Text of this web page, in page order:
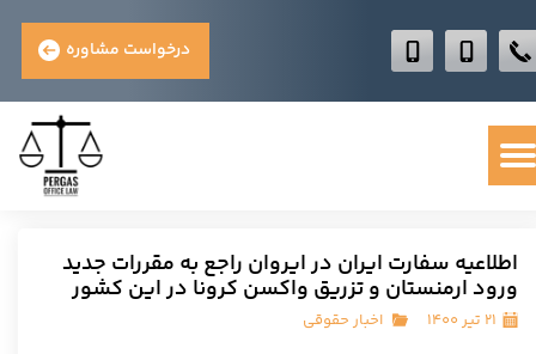
درخواست مشاوره
اطلاعیه سفارت ایران در ایروان راجع به مقررات جدید
ورود ارمنستان و تزریق واکسن کرونا در این کشور
۲۱ تیر ۱۴۰۰ اخبار حقوقی